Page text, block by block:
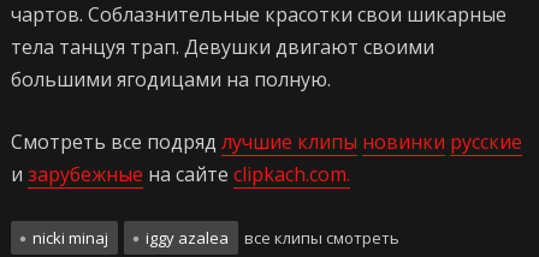
чартов. Соблазнительные красотки свои шикарные
тела танцуя трап. Девушки двигают своими
большими ягодицами на полную.
Смотреть все подряд лучшие клипы новинки русские
и зарубежные на сайте clipkach.com.
nicki minaj iggy azalea все клипы смотреть